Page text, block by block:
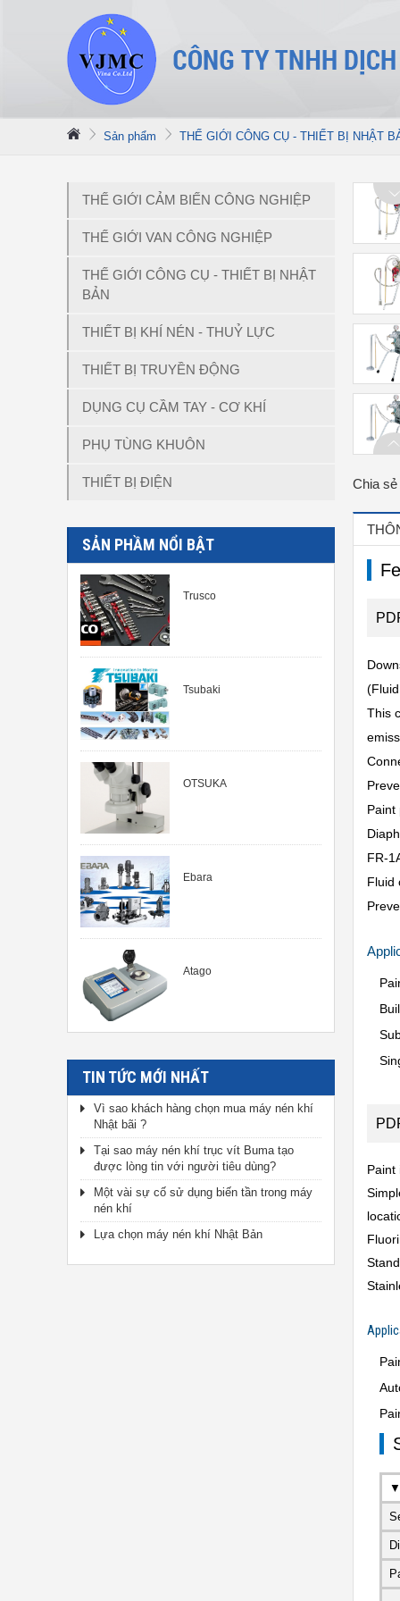
Sản phẩm THẾ GIỚI CÔNG CỤ - THIẾT BỊ NHẬT
THẾ GIỚI CẢM BIẾN CÔNG NGHIỆP
THẾ GIỚI VAN CÔNG NGHIỆP
THẾ GIỚI CÔNG CỤ - THIẾT BỊ NHẬT
BẢN
THIẾT BỊ KHÍ NÉN - THUỶ LỰC
THIẾT BỊ TRUYỀN ĐỘNG
DỤNG CỤ CẦM TAY - CƠ KHÍ
PHỤ TÙNG KHUÔN
THIẾT BỊ ĐIỆN
SẢN PHẦM NỔI BẬT
Trusco
Tsubaki
OTSUKA
Ebara
Atago
TIN TỨC MỚI NHẤT
Vì sao khách hàng chọn mua máy nén khí
Nhật bãi ?
Tại sao máy nén khí trục vít Buma tạo
được lòng tin với người tiêu dùng?
Một vài sự cố sử dụng biến tần trong máy
nén khí
Lựa chọn máy nén khí Nhật Bản
Chia
This
Paint
FR-
Fluid
Paint